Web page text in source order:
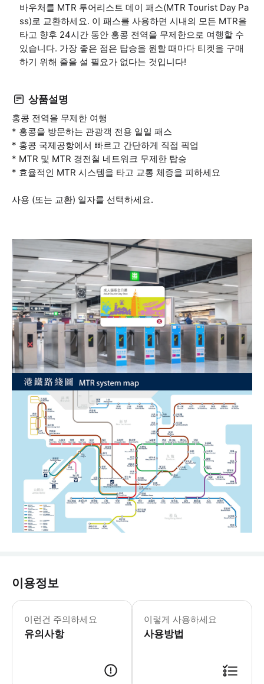
바우처를 MTR 투어리스트 데이 패스(MTR Tourist Day Pa
ss)로 교환하세요. 이 패스를 사용하면 시내의 모든 MTR을
타고 향후 24시간 동안 홍콩 전역을 무제한으로 여행할 수
있습니다. 가장 좋은 점은 탑승을 원할 때마다 티켓을 구매
하기 위해 줄을 설 필요가 없다는 것입니다!
상품설명
홍콩 전역을 무제한 여행
* 홍콩을 방문하는 관광객 전용 일일 패스
* 홍콩 국제공항에서 빠르고 간단하게 직접 픽업
* MTR 및 MTR 경전철 네트워크 무제한 탑승
* 효율적인 MTR 시스템을 타고 교통 체증을 피하세요
사용 (또는 교환) 일자를 선택하세요.
이용정보
이런건 주의하세요
유의사항
내부자 팁: * 중국으로 가시나요? 단
- 추가정보 * Different
- 예약확정 * 예약 후 확정 여부를 바
- 이용요건 * This offer is only
이렇게 사용하세요
사용방법